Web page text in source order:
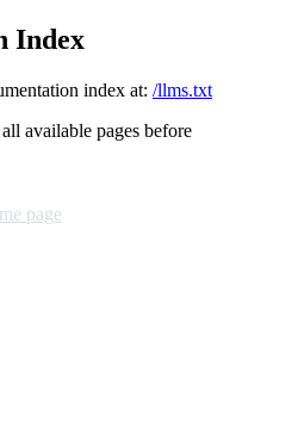
Index
index at: /llms.txt
available pages before
page